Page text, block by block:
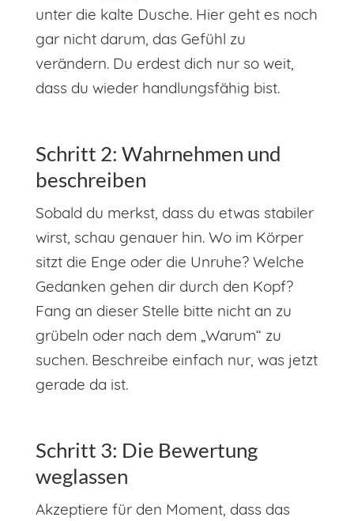
unter die kalte Dusche. Hier geht es noch
gar nicht darum, das Gefühl zu
verändern. Du erdest dich nur so weit,
dass du wieder handlungsfähig bist.
Schritt 2: Wahrnehmen und
beschreiben
Sobald du merkst, dass du etwas stabiler
wirst, schau genauer hin. Wo im Körper
sitzt die Enge oder die Unruhe? Welche
Gedanken gehen dir durch den Kopf?
Fang an dieser Stelle bitte nicht an zu
grübeln oder nach dem „Warum“ zu
suchen. Beschreibe einfach nur, was jetzt
gerade da ist.
Schritt 3: Die Bewertung
weglassen
Akzeptiere für den Moment, dass das